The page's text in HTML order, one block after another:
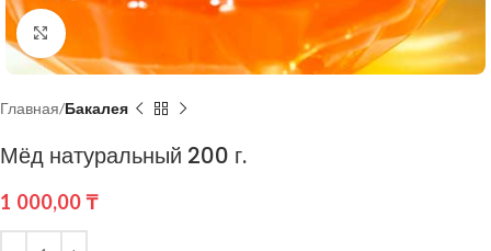
Нажмите, чтобы увеличить
Главная Бакалея
Мёд натуральный 200 г.
1 000,00 ₸